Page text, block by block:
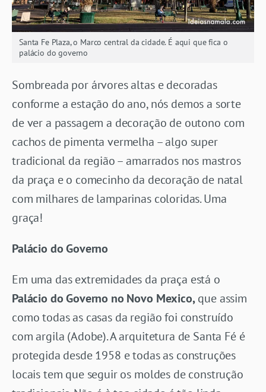
Santa Fe Plaza, o Marco central da cidade. É aqui que fica o
palácio do governo
Sombreada por árvores altas e decoradas
conforme a estação do ano, nós demos a sorte
de ver a passagem a decoração de outono com
cachos de pimenta vermelha – algo super
tradicional da região – amarrados nos mastros
da praça e o comecinho da decoração de natal
com milhares de lamparinas coloridas. Uma
graça!
Palácio do Governo
Em uma das extremidades da praça está o
Palácio do Governo no Novo Mexico,que assim
como todas as casas da região foi construído
com argila (Adobe). A arquitetura de Santa Fé é
protegida desde 1958 e todas as construções
locais tem que seguir os moldes de construção